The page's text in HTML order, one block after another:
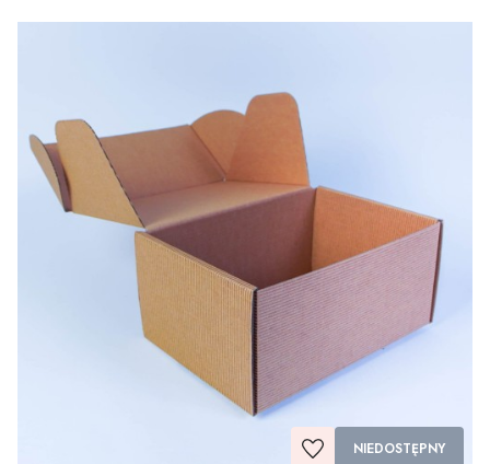
NIEDOSTĘPNY